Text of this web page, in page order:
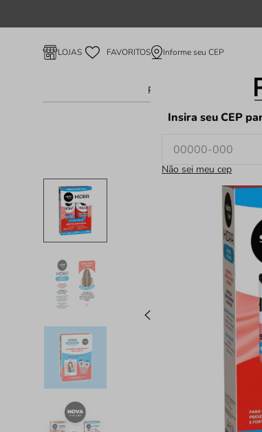
LOJAS FAVORITOS Informe seu CEP
Insira seu CEP
Não sei meu cep
Perfume Feminino
9%